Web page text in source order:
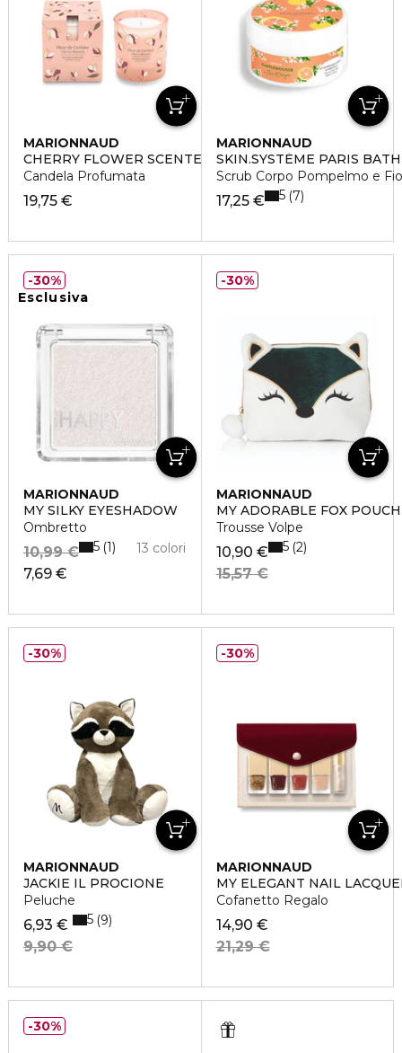
MARIONNAUD
CHERRY FLOWER SCENTED CANDLE
Candela Profumata
19,75 €
MARIONNAUD
SKIN.SYSTÈME PARIS
Scrub Corpo Pompelmo e
17,25 € 5 7
Esclusiva
MARIONNAUD
MY SILKY EYESHADOW
Ombretto
7,69 €
10,99 € 13 colori
5 1
30%
MARIONNAUD
MY ADORABLE FOX POUCH
Trousse Volpe
10,90 €
15,57 €
5 2
30%
MARIONNAUD
JACKIE IL PROCIONE
Peluche
6,93 €
9,90 €
5 9
30%
MARIONNAUD
MY ELEGANT NAIL
Cofanetto Regalo
14,90 €
21,29 €
30%
30%